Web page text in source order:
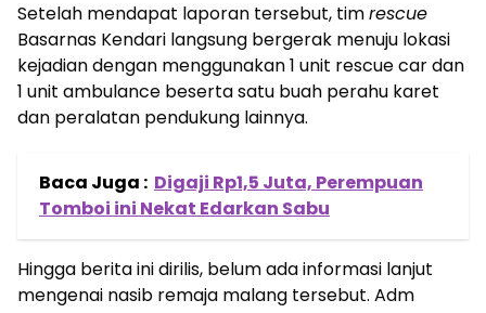
Setelah mendapat laporan tersebut, timrescue
Basarnas Kendari langsung bergerak menuju lokasi
kejadian dengan menggunakan 1 unit rescue car dan
1 unit ambulance beserta satu buah perahu karet
dan peralatan pendukung lainnya.
Baca Juga : Digaji Rp1,5 Juta, Perempuan
Tomboi ini Nekat Edarkan Sabu
Hingga berita ini dirilis, belum ada informasi lanjut
mengenai nasib remaja malang tersebut. Adm